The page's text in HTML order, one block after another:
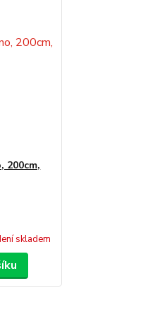
200cm,
skladem